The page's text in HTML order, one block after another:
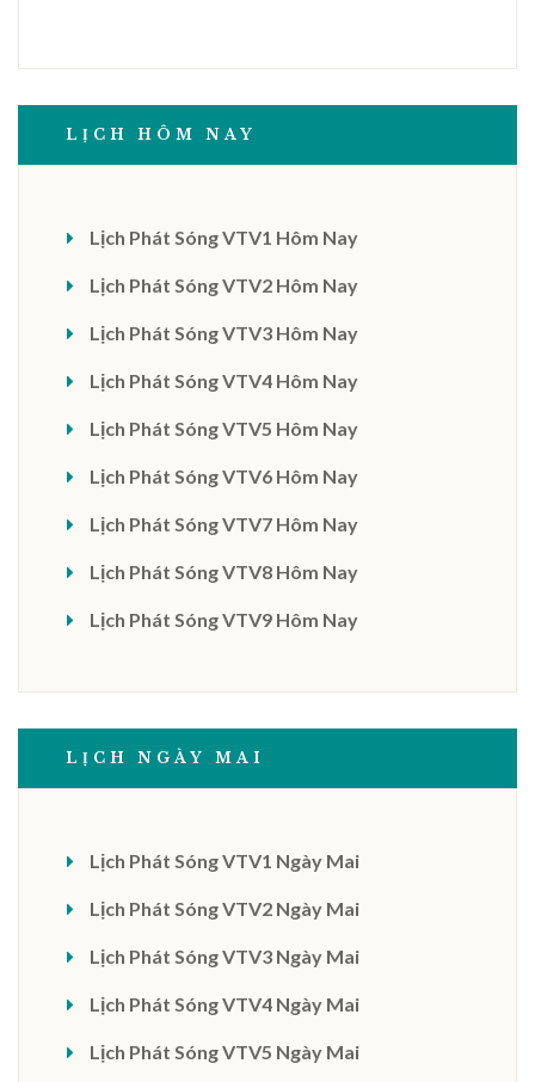
LỊCH HÔM NAY
Lịch Phát Sóng VTV1 Hôm Nay
Lịch Phát Sóng VTV2 Hôm Nay
Lịch Phát Sóng VTV3 Hôm Nay
Lịch Phát Sóng VTV4 Hôm Nay
Lịch Phát Sóng VTV5 Hôm Nay
Lịch Phát Sóng VTV6 Hôm Nay
Lịch Phát Sóng VTV7 Hôm Nay
Lịch Phát Sóng VTV8 Hôm Nay
Lịch Phát Sóng VTV9 Hôm Nay
LỊCH NGÀY MAI
Lịch Phát Sóng VTV1 Ngày Mai
Lịch Phát Sóng VTV2 Ngày Mai
Lịch Phát Sóng VTV3 Ngày Mai
Lịch Phát Sóng VTV4 Ngày Mai
Lịch Phát Sóng VTV5 Ngày Mai